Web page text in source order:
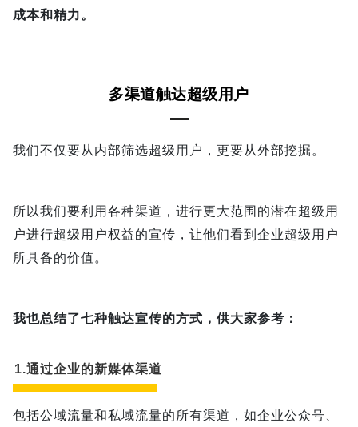
成本和精力。
多渠道触达超级用户
我们不仅要从内部筛选超级用户，更要从外部挖掘。
所以我们要利用各种渠道，进行更大范围的潜在超级用
户进行超级用户权益的宣传，让他们看到企业超级用户
所具备的价值。
我也总结了七种触达宣传的方式，供大家参考：
1.通过企业的新媒体渠道
包括公域流量和私域流量的所有渠道，如企业公众号、